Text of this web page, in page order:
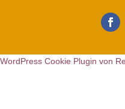
WordPress Cookie Plugin von